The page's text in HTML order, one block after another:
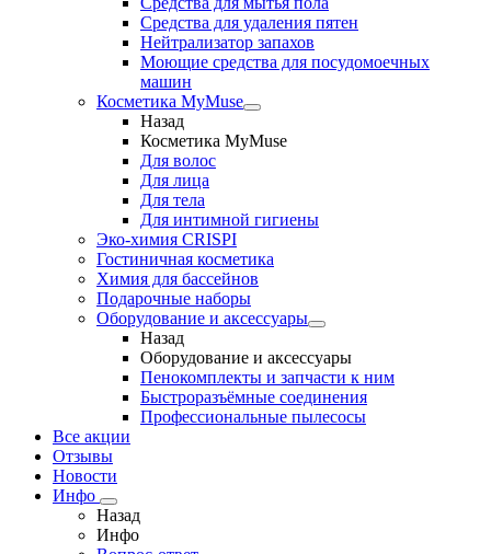
Средства для удаления пятен
Нейтрализатор запахов
Моющие средства для посудомоечных
машин
Косметика MyMuse
Назад
Косметика MyMuse
Для волос
Для лица
Для тела
Для интимной гигиены
Эко-химия CRISPI
Гостиничная косметика
Химия для бассейнов
Подарочные наборы
Оборудование и аксессуары
Назад
Оборудование и аксессуары
Пенокомплекты и запчасти к ним
Быстроразъёмные соединения
Профессиональные пылесосы
Все акции
Отзывы
Новости
Инфо
Назад
Инфо